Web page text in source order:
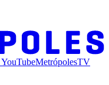
YouTubeMetrópolesTV